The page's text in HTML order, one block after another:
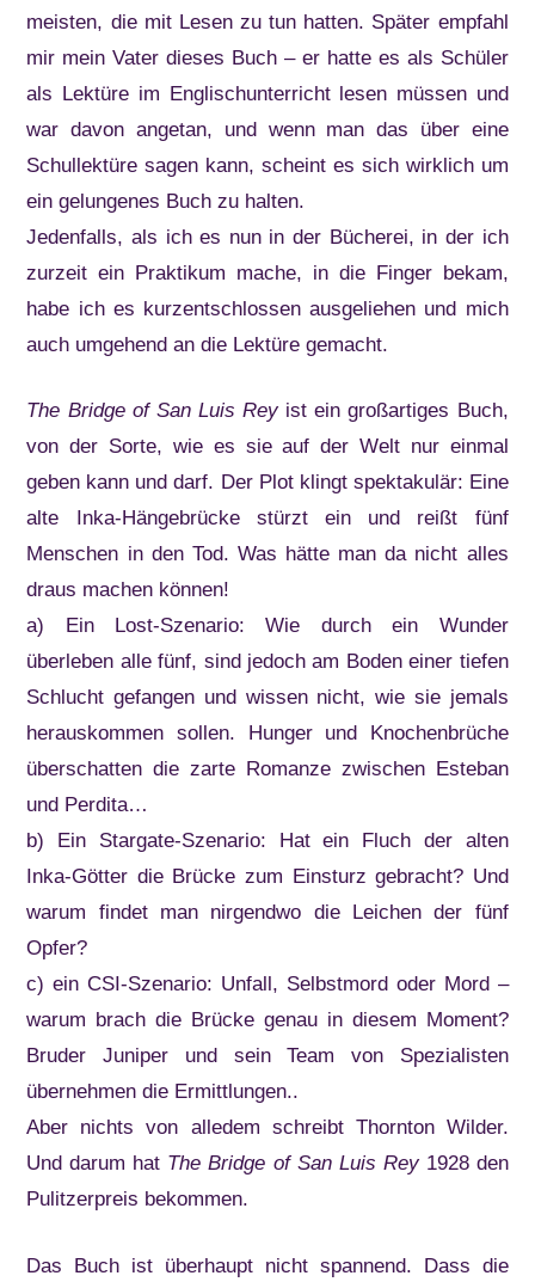
meisten, die mit Lesen zu tun hatten. Später empfahl
mir mein Vater dieses Buch – er hatte es als Schüler
als Lektüre im Englischunterricht lesen müssen und
war davon angetan, und wenn man das über eine
Schullektüre sagen kann, scheint es sich wirklich um
ein gelungenes Buch zu halten.
Jedenfalls, als ich es nun in der Bücherei, in der ich
zurzeit ein Praktikum mache, in die Finger bekam,
habe ich es kurzentschlossen ausgeliehen und mich
auch umgehend an die Lektüre gemacht.
The Bridge of San Luis Rey ist ein großartiges Buch,
von der Sorte, wie es sie auf der Welt nur einmal
geben kann und darf. Der Plot klingt spektakulär: Eine
alte Inka-Hängebrücke stürzt ein und reißt fünf
Menschen in den Tod. Was hätte man da nicht alles
draus machen können!
a) Ein Lost-Szenario: Wie durch ein Wunder
überleben alle fünf, sind jedoch am Boden einer tiefen
Schlucht gefangen und wissen nicht, wie sie jemals
herauskommen sollen. Hunger und Knochenbrüche
überschatten die zarte Romanze zwischen Esteban
und Perdita…
b) Ein Stargate-Szenario: Hat ein Fluch der alten
Inka-Götter die Brücke zum Einsturz gebracht? Und
warum findet man nirgendwo die Leichen der fünf
Opfer?
c) ein CSI-Szenario: Unfall, Selbstmord oder Mord –
warum brach die Brücke genau in diesem Moment?
Bruder Juniper und sein Team von Spezialisten
übernehmen die Ermittlungen..
Aber nichts von alledem schreibt Thornton Wilder.
Und darum hat The Bridge of San Luis Rey 1928 den
Pulitzerpreis bekommen.
Das Buch ist überhaupt nicht spannend. Dass die